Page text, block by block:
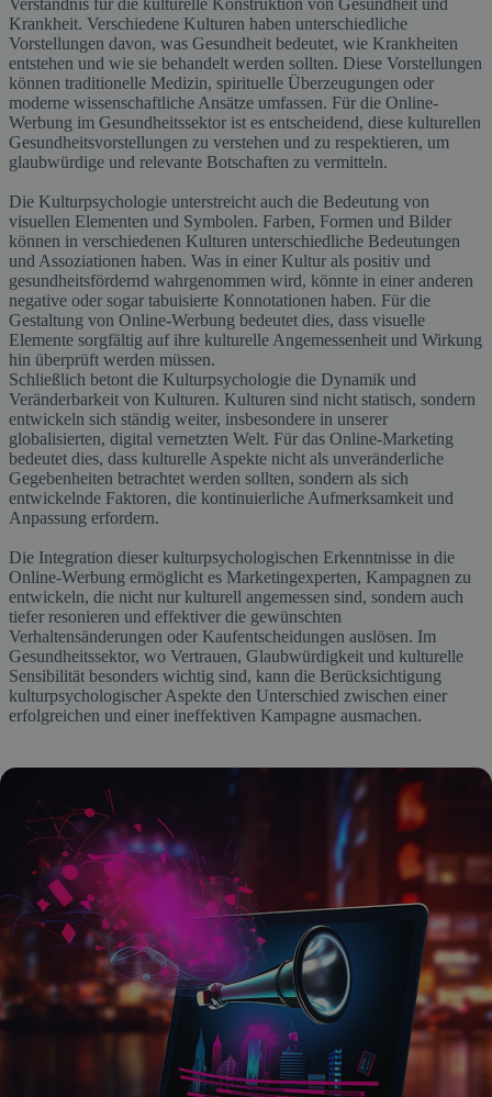
Krankheit. Verschiedene Kulturen haben unterschiedliche
Vorstellungen davon, was Gesundheit bedeutet, wie Krankheiten
entstehen und wie sie behandelt werden sollten. Diese Vorstellungen
können traditionelle Medizin, spirituelle Überzeugungen oder
moderne wissenschaftliche Ansätze umfassen. Für die Online-
Werbung im Gesundheitssektor ist es entscheidend, diese kulturellen
Gesundheitsvorstellungen zu verstehen und zu respektieren, um
glaubwürdige und relevante Botschaften zu vermitteln.
Die Kulturpsychologie unterstreicht auch die Bedeutung von
visuellen Elementen und Symbolen. Farben, Formen und Bilder
können in verschiedenen Kulturen unterschiedliche Bedeutungen
und Assoziationen haben. Was in einer Kultur als positiv und
gesundheitsfördernd wahrgenommen wird, könnte in einer anderen
negative oder sogar tabuisierte Konnotationen haben. Für die
Gestaltung von Online-Werbung bedeutet dies, dass visuelle
Elemente sorgfältig auf ihre kulturelle Angemessenheit und Wirkung
hin überprüft werden müssen.
Schließlich betont die Kulturpsychologie die Dynamik und
Veränderbarkeit von Kulturen. Kulturen sind nicht statisch, sondern
entwickeln sich ständig weiter, insbesondere in unserer
globalisierten, digital vernetzten Welt. Für das Online-Marketing
bedeutet dies, dass kulturelle Aspekte nicht als unveränderliche
Gegebenheiten betrachtet werden sollten, sondern als sich
entwickelnde Faktoren, die kontinuierliche Aufmerksamkeit und
Anpassung erfordern.
Die Integration dieser kulturpsychologischen Erkenntnisse in die
Online-Werbung ermöglicht es Marketingexperten, Kampagnen zu
entwickeln, die nicht nur kulturell angemessen sind, sondern auch
tiefer resonieren und effektiver die gewünschten
Verhaltensänderungen oder Kaufentscheidungen auslösen. Im
Gesundheitssektor, wo Vertrauen, Glaubwürdigkeit und kulturelle
Sensibilität besonders wichtig sind, kann die Berücksichtigung
kulturpsychologischer Aspekte den Unterschied zwischen einer
erfolgreichen und einer ineffektiven Kampagne ausmachen.